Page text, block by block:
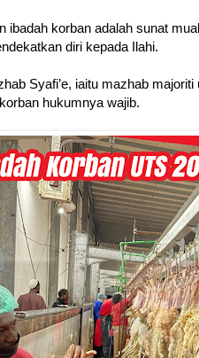
ibadah korban adalah sunat
diri kepada Ilahi.
Syafi’e, iaitu mazhab
hukumnya wajib.